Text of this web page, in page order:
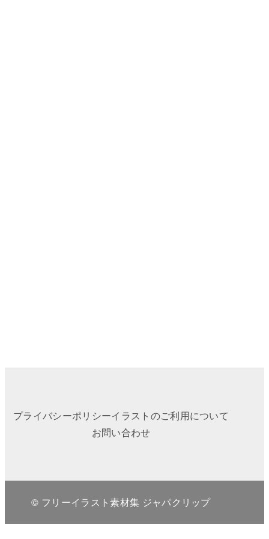
プライバシーポリシーイラストのご利用について
お問い合わせ
© フリーイラスト素材集 ジャパクリップ